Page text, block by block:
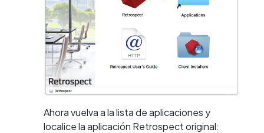
Ahora vuelva a la lista de aplicaciones y
localice la aplicación Retrospect original: